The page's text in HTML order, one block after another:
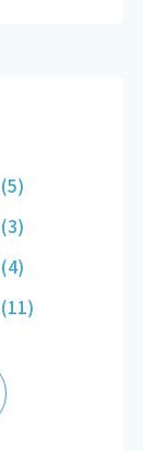
(5)
(3)
(4)
(11)